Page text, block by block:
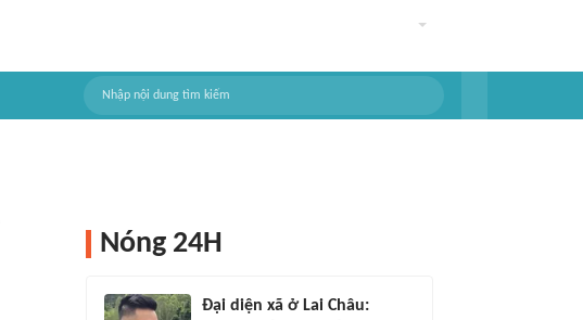
Nóng 24H
Đại diện xã ở Lai Châu: